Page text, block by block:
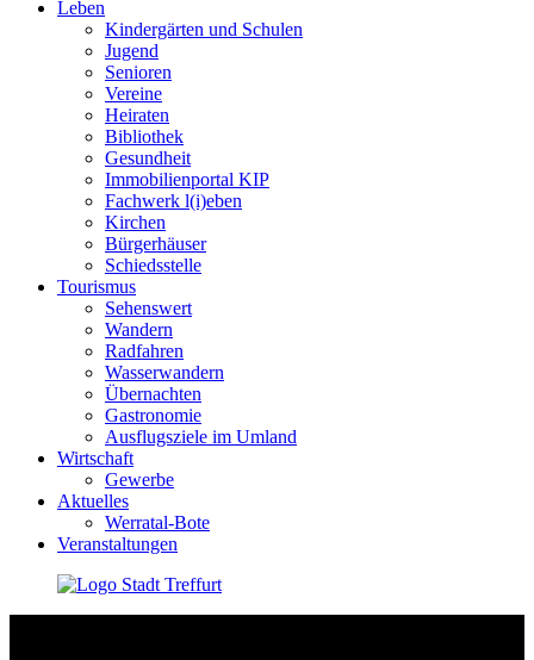
Leben
Kindergärten und Schulen
Jugend
Senioren
Vereine
Heiraten
Bibliothek
Gesundheit
Immobilienportal KIP
Fachwerk l(i)eben
Kirchen
Bürgerhäuser
Schiedsstelle
Tourismus
Sehenswert
Wandern
Radfahren
Wasserwandern
Übernachten
Gastronomie
Ausflugsziele im Umland
Wirtschaft
Gewerbe
Aktuelles
Werratal-Bote
Veranstaltungen